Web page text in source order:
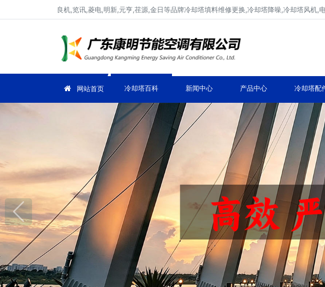
良机,览讯,菱电,明新,元亨,荏源,金日等品牌冷却塔填料维修更换,冷却塔降噪,冷却塔风机,
网站首页 冷却塔百科 新闻中心 产品中心 冷却塔配